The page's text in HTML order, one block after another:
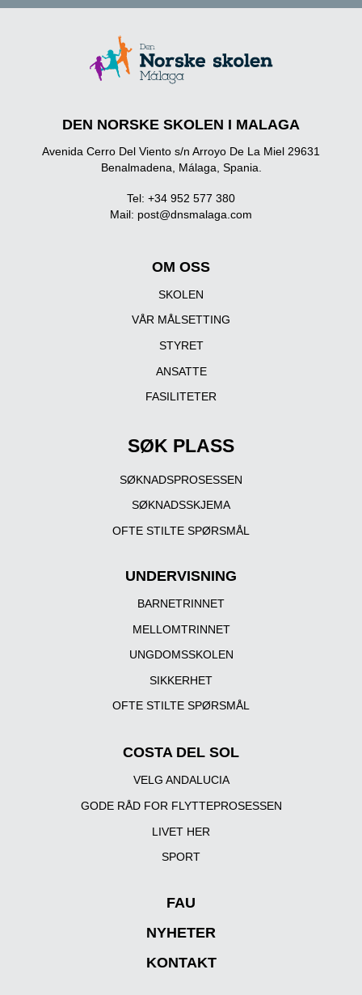
DEN NORSKE SKOLEN I MALAGA
Avenida Cerro Del Viento s/n Arroyo De La Miel 29631
Benalmadena, Málaga, Spania.
Tel: +34 952 577 380
Mail: post@dnsmalaga.com
OM OSS
SKOLEN
VÅR MÅLSETTING
STYRET
ANSATTE
FASILITETER
SØK PLASS
SØKNADSPROSESSEN
SØKNADSSKJEMA
OFTE STILTE SPØRSMÅL
UNDERVISNING
BARNETRINNET
MELLOMTRINNET
UNGDOMSSKOLEN
SIKKERHET
OFTE STILTE SPØRSMÅL
COSTA DEL SOL
VELG ANDALUCIA
GODE RÅD FOR FLYTTEPROSESSEN
LIVET HER
SPORT
FAU
NYHETER
KONTAKT